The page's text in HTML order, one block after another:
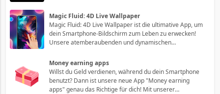
Anhänger des weltweit beliebtesten Sports bist oder
selbst auf dem Platz stehst, diese App
Magic Fluid: 4D Live Wallpaper
Magic Fluid: 4D Live Wallpaper ist die ultimative App, um
dein Smartphone-Bildschirm zum Leben zu erwecken!
Unsere atemberaubenden und dynamischen
lebendige und faszinierende Welt. Lade dir jetzt Magic
Fluid herunter und lasse dich von den hypno
Money earning apps
Willst du Geld verdienen, während du dein Smartphone
benutzt? Dann ist unsere neue App "Money earning
apps" genau das Richtige für dich! Mit unserer